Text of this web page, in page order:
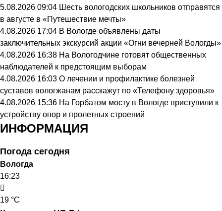
5.08.2026 09:04 Шесть вологодских школьников отправятся
в августе в «Путешествие мечты»
4.08.2026 17:04 В Вологде объявлены даты
заключительных экскурсий акции «Огни вечерней Вологды»
4.08.2026 16:38 На Вологодчине готовят общественных
наблюдателей к предстоящим выборам
4.08.2026 16:03 О лечении и профилактике болезней
суставов вологжанам расскажут по «Телефону здоровья»
4.08.2026 15:36 На Горбатом мосту в Вологде приступили к
устройству опор и пролетных строений
ИНФОРМАЦИЯ
Погода сегодня
Вологда
16:23
19 °C